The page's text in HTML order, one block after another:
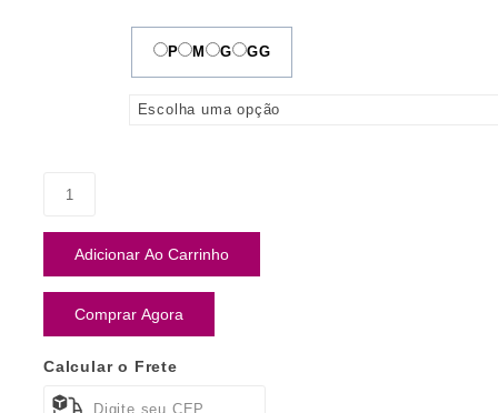
P M G GG
Adicionar Ao Carrinho
Comprar Agora
Calcular o Frete